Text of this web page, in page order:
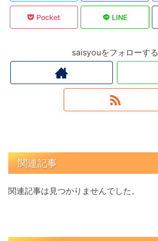
Pocket LINE
saisyouをフォローする
関連記事
関連記事は見つかりませんでした。